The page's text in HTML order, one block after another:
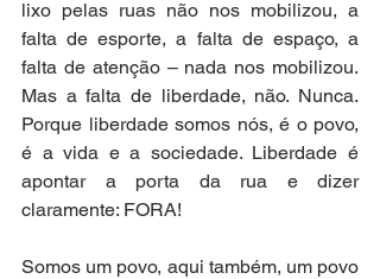
lixo pelas ruas não nos mobilizou, a
falta de esporte, a falta de espaço, a
falta de atenção – nada nos mobilizou.
Mas a falta de liberdade, não. Nunca.
Porque liberdade somos nós, é o povo,
é a vida e a sociedade. Liberdade é
apontar a porta da rua e dizer
claramente: FORA!
Somos um povo, aqui também, um povo